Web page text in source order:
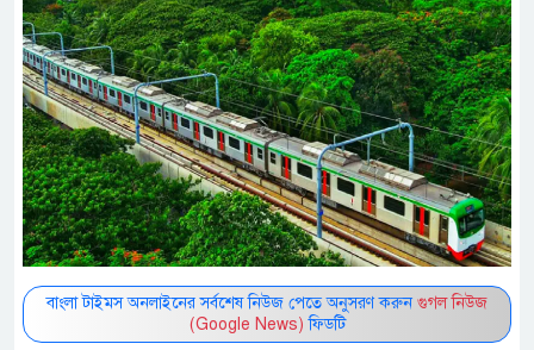
বাংলা টাইমস অনলাইনের সর্বশেষ নিউজ পেতে অনুসরণ করুন গুগল নিউজ
(Google News) ফিডটি